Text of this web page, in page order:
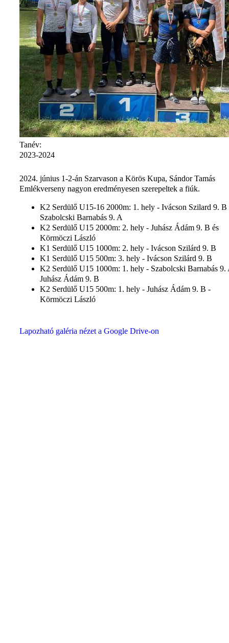
Tanév:
2023-2024
2024. június 1-2-án Szarvason a Körös Kupa, Sándor Tamás
Emlékverseny nagyon eredményesen szerepeltek a fiúk.
K2 Serdülő U15-16 2000m: 1. hely - Ivácson Szilard 9. B
Szabolcski Barnabás 9. A
K2 Serdülő U15 2000m: 2. hely - Juhász Ádám 9. B és
Körmöczi László
K1 Serdülő U15 1000m: 2. hely - Ivácson Szilárd 9. B
K1 Serdülő U15 500m: 3. hely - Ivácson Szilárd 9. B
K2 Serdülő U15 1000m: 1. hely - Szabolcski Barnabás 9.
Juhász Ádám 9. B
K2 Serdülő U15 500m: 1. hely - Juhász Ádám 9. B -
Körmöczi László
Lapozható galéria nézet a Google Drive-on